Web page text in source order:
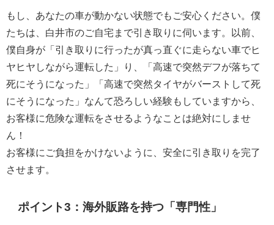
もし、あなたの車が動かない状態でもご安心ください。僕
たちは、白井市のご自宅まで引き取りに伺います。以前、
僕自身が「引き取りに行ったが真っ直ぐに走らない車でヒ
ヤヒヤしながら運転した」り、「高速で突然デフが落ちて
死にそうになった」「高速で突然タイヤがバーストして死
にそうになった」なんて恐ろしい経験もしていますから、
お客様に危険な運転をさせるようなことは絶対にしませ
ん！
お客様にご負担をかけないように、安全に引き取りを完了
させます。
ポイント3：海外販路を持つ「専門性」